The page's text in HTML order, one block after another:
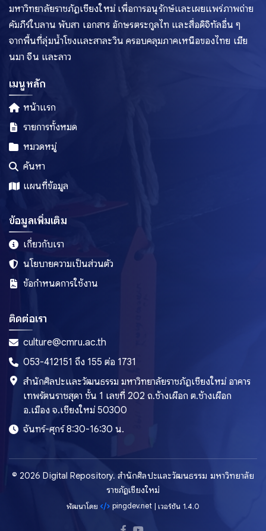
มหาวิทยาลัยราชภัฏเชียงใหม่ เพื่อการอนุรักษ์และเผยแพร่ภาพถ่าย
คัมภีร์ใบลาน พับสา เอกสาร อักษรตระกูลไท และสื่อดิจิทัลอื่น ๆ
จากพื้นที่ลุ่มน้ำโขงและสาละวิน ครอบคลุมภาคเหนือของไทย เมีย
นมา จีน และลาว
เมนูหลัก
หน้าแรก
รายการทั้งหมด
หมวดหมู่
ค้นหา
แผนที่ข้อมูล
ข้อมูลเพิ่มเติม
เกี่ยวกับเรา
นโยบายความเป็นส่วนตัว
ข้อกำหนดการใช้งาน
ติดต่อเรา
culture@cmru.ac.th
053-412151 ถึง 155 ต่อ 1731
สำนักศิลปะและวัฒนธรรม มหาวิทยาลัยราชภัฏเชียงใหม่ อาคาร
เทพรัตนราชสุดา ชั้น 1 เลขที่ 202 ถ.ช้างเผือก ต.ช้างเผือก
อ.เมือง จ.เชียงใหม่ 50300
จันทร์-ศุกร์ 8:30-16:30 น.
© 2026 Digital Repository. สำนักศิลปะและวัฒนธรรม มหาวิทยาลัย
ราชภัฏเชียงใหม่
พัฒนาโดย pingdev.net | เวอร์ชัน 1.4.0